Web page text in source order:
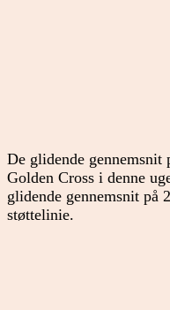
De glidende gennemsnit
Golden Cross i denne
glidende gennemsnit på
støttelinie.